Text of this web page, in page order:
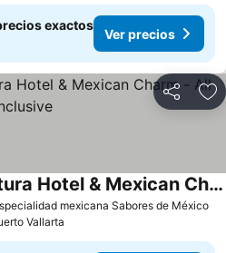
exactos
Ver precios
Compartir
mexicana Sabores de México
Hacienda Buenaventura Hotel & Mexican Charm - All Inclusive
Vallarta